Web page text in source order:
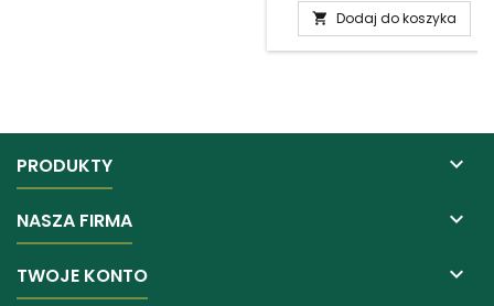
 Dodaj do koszyka
PRODUKTY 
NASZA FIRMA 
TWOJE KONTO 